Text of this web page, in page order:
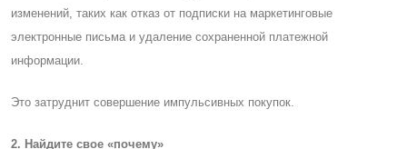
изменений, таких как отказ от подписки на маркетинговые
электронные письма и удаление сохраненной платежной
информации.
Это затруднит совершение импульсивных покупок.
2. Найдите свое «почему»